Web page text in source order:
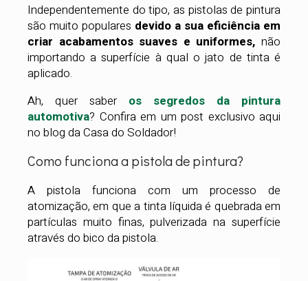
Independentemente do tipo, as pistolas de pintura
são muito populares devido a sua eficiência em
criar acabamentos suaves e uniformes, não
importando a superfície à qual o jato de tinta é
aplicado.
Ah, quer saber os segredos da pintura
automotiva? Confira em um post exclusivo aqui
no blog da Casa do Soldador!
Como funciona a pistola de pintura?
A pistola funciona com um processo de
atomização, em que a tinta líquida é quebrada em
partículas muito finas, pulverizada na superfície
através do bico da pistola.